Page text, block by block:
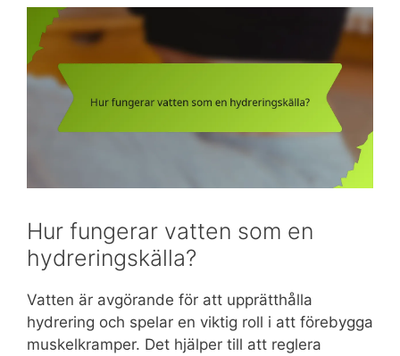
Hur fungerar vatten som en
hydreringskälla?
Vatten är avgörande för att upprätthålla
hydrering och spelar en viktig roll i att förebygga
muskelkramper. Det hjälper till att reglera